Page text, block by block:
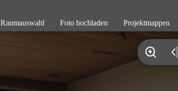
Raumauswahl Foto hochladen Projektmappen